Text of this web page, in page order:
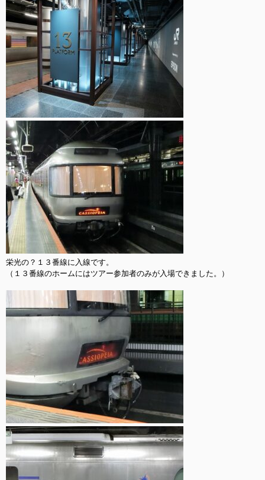
栄光の？１３番線に入線です。
（１３番線のホームにはツアー参加者のみが入場できました。）